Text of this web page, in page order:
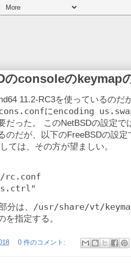
のconsoleのkeymap
11.2-RC3を使っているのだ
にencoding
だった。 このNetBSDの設定
のだが、以下のFreeBSDの設
ては、その方が望ましい。
分は、 /usr/share/vt/
を指定する。
0 件のコメント: